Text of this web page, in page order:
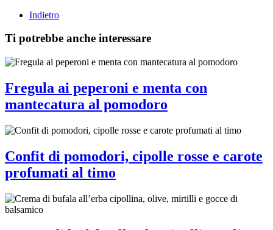
Indietro
Ti potrebbe anche interessare
Fregula ai peperoni e menta con
mantecatura al pomodoro
Confit di pomodori, cipolle rosse e carote
profumati al timo